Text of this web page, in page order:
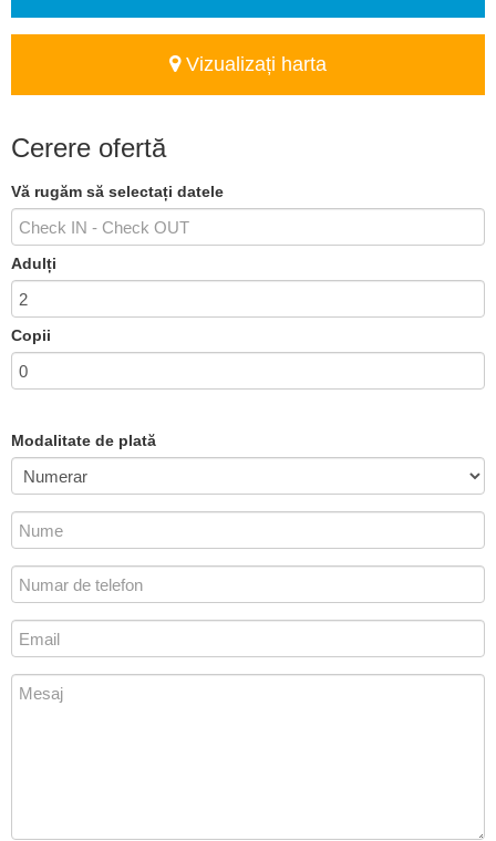
Vizualizați harta
Cerere ofertă
Vă rugăm să selectați datele
Adulți
Copii
Modalitate de plată